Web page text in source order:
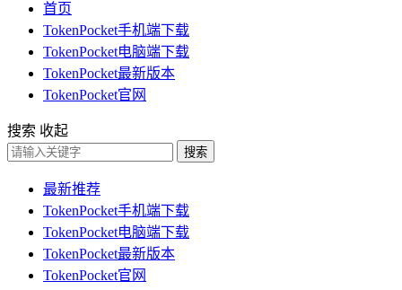
首页
TokenPocket手机端下载
TokenPocket电脑端下载
TokenPocket最新版本
TokenPocket官网
搜索 收起
搜索
最新推荐
TokenPocket手机端下载
TokenPocket电脑端下载
TokenPocket最新版本
TokenPocket官网